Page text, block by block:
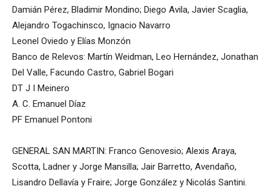
Damián Pérez, Bladimir Mondino; Diego Avila, Javier Scaglia,
Alejandro Togachinsco, Ignacio Navarro
Leonel Oviedo y Elías Monzón
Banco de Relevos: Martín Weidman, Leo Hernández, Jonathan
Del Valle, Facundo Castro, Gabriel Bogari
DT J I Meinero
A. C. Emanuel Díaz
PF Emanuel Pontoni
GENERAL SAN MARTIN: Franco Genovesio; Alexis Araya,
Scotta, Ladner y Jorge Mansilla; Jair Barretto, Avendaño,
Lisandro Dellavía y Fraire; Jorge González y Nicolás Santini.